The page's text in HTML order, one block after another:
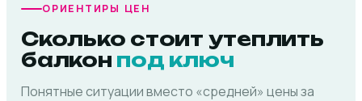
ОРИЕНТИРЫ ЦЕН
Сколько стоит утеплить
балкон под ключ
Понятные ситуации вместо «средней» цены за